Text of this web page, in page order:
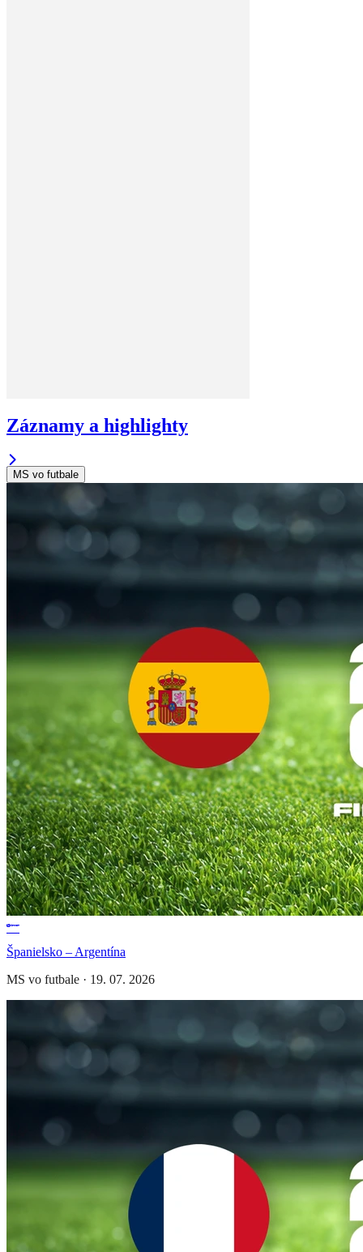
Záznamy a highlighty
MS vo futbale
Španielsko – Argentína
MS vo futbale · 19. 07. 2026